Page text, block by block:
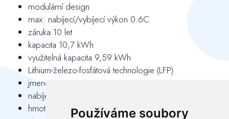
Používáme soubory
modulární design
max. nabíjecí/vybíjecí výkon 0.6C
záruka 10 let
kapacita 10,7 kWh
využitelná kapacita 9,59 kWh
Lithium-železo-fosfátová technologie (LFP)
jmenovité napětí 288 V
nabíjecí/vybíjecí proud 18.5 A
hmotnost 146 kg